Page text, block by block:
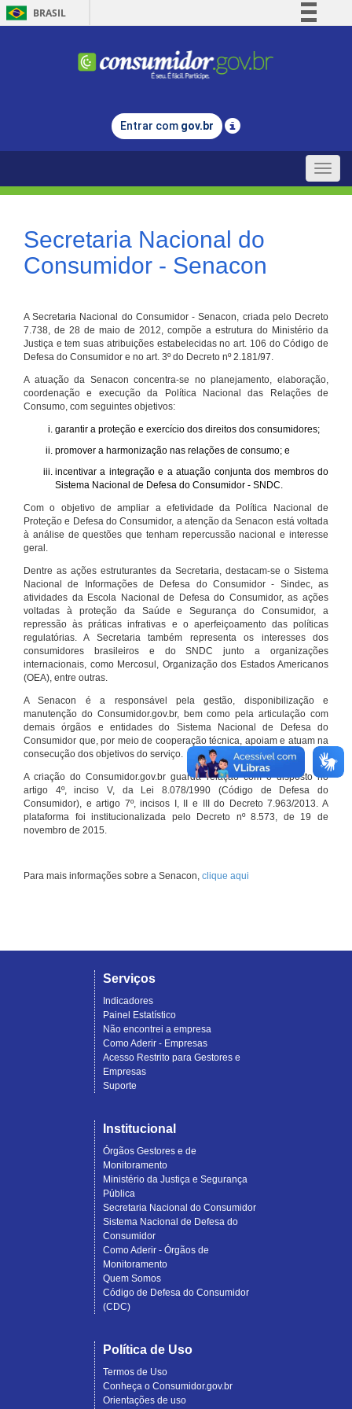
BRASIL
Comunica BR
Legislação
Entrar com gov.br
Toggle
Secretaria Nacional do
Consumidor - Senacon
A Secretaria Nacional do Consumidor - Senacon, criada pelo Decreto
7.738, de 28 de maio de 2012, compõe a estrutura do Ministério da
Justiça e tem suas atribuições estabelecidas no art. 106 do Código de
Defesa do Consumidor e no art. 3º do Decreto nº 2.181/97.
A atuação da Senacon concentra-se no planejamento, elaboração,
coordenação e execução da Política Nacional das Relações de
Consumo, com seguintes objetivos:
garantir a proteção e exercício dos direitos dos consumidores;
promover a harmonização nas relações de consumo; e
incentivar a integração e a atuação conjunta dos membros do
Sistema Nacional de Defesa do Consumidor - SNDC.
Com o objetivo de ampliar a efetividade da Política Nacional de
Proteção e Defesa do Consumidor, a atenção da Senacon está voltada
à análise de questões que tenham repercussão nacional e interesse
geral.
Dentre as ações estruturantes da Secretaria, destacam-se o Sistema
Nacional de Informações de Defesa do Consumidor - Sindec, as
atividades da Escola Nacional de Defesa do Consumidor, as ações
voltadas à proteção da Saúde e Segurança do Consumidor, a
repressão às práticas infrativas e o aperfeiçoamento das políticas
regulatórias. A Secretaria também representa os interesses dos
consumidores brasileiros e do SNDC junto a organizações
internacionais, como Mercosul, Organização dos Estados Americanos
(OEA), entre outras.
A Senacon é a responsável pela gestão, disponibilização e
manutenção do Consumidor.gov.br, bem como pela articulação com
demais órgãos e entidades do Sistema Nacional de Defesa do
Consumidor que, por meio de cooperação técnica, apoiam e atuam na
consecução dos objetivos do serviço.
A criação do Consumidor.gov.br guarda relação com o disposto no
artigo 4º, inciso V, da Lei 8.078/1990 (Código de Defesa do
Consumidor), e artigo 7º, incisos I, II e III do Decreto 7.963/2013. A
plataforma foi institucionalizada pelo Decreto nº 8.573, de 19 de
novembro de 2015.
Para mais informações sobre a Senacon, clique aqui
Serviços
Indicadores
Painel Estatístico
Não encontrei a empresa
Como Aderir - Empresas
Acesso Restrito para Gestores e
Empresas
Suporte
Institucional
Órgãos Gestores e de
Monitoramento
Ministério da Justiça e Segurança
Pública
Secretaria Nacional do Consumidor
Sistema Nacional de Defesa do
Consumidor
Como Aderir - Órgãos de
Monitoramento
Quem Somos
Código de Defesa do Consumidor
(CDC)
Política de Uso
Termos de Uso
Conheça o Consumidor.gov.br
Orientações de uso